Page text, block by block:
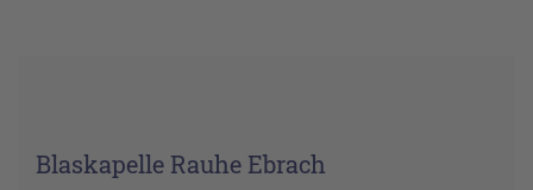
Blaskapelle Rauhe Ebrach